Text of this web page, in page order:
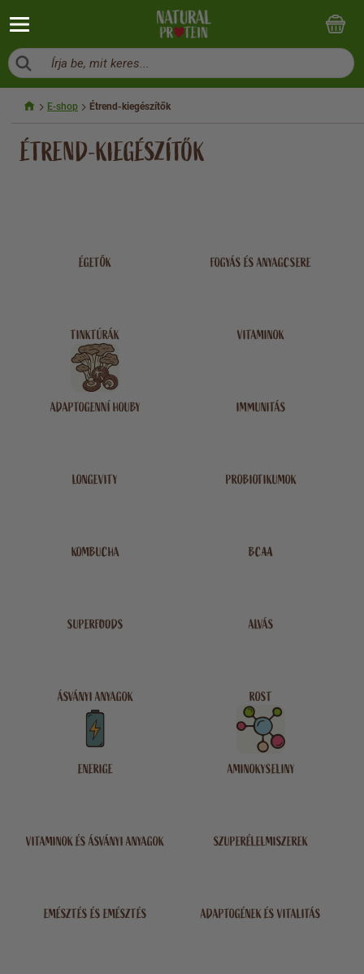
Írja be, mit keres...
E-shop Étrend-kiegészítők
ÉTREND-KIEGÉSZÍTŐK
ÉGETŐK FOGYÁS ÉS ANYAGCSERE
TINKTÚRÁK VITAMINOK
ADAPTOGENNÍ HOUBY IMMUNITÁS
LONGEVITY PROBIOTIKUMOK
KOMBUCHA BCAA
SUPERFOODS ALVÁS
ÁSVÁNYI ANYAGOK ROST
ENERIGE AMINOKYSELINY
VITAMINOK ÉS ÁSVÁNYI ANYAGOK SZUPERÉLELMISZEREK
EMÉSZTÉS ÉS EMÉSZTÉS ADAPTOGÉNEK ÉS VITALITÁS